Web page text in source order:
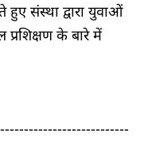
संस्था द्वारा युवाओं
प्रशिक्षण के बारे में